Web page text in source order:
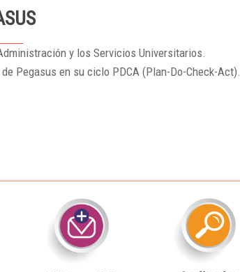
y los Servicios Universitarios.
Pegasus en su ciclo PDCA (Plan-Do-Check-Act).